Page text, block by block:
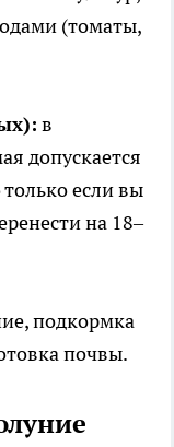
(томаты,
в
допускается
если вы
на 18–
подкормка
почвы.